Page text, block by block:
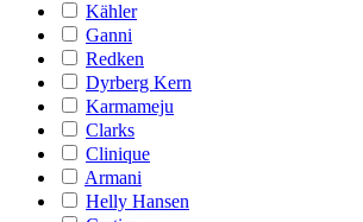
Kähler
Ganni
Redken
Dyrberg Kern
Karmameju
Clarks
Clinique
Armani
Helly Hansen